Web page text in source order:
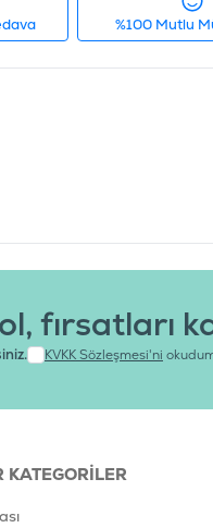
%100 Mutlu
fırsatları
KVKK Sözleşmesi'ni
KATEGORILER